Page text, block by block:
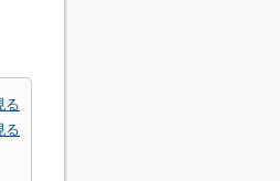
る
る